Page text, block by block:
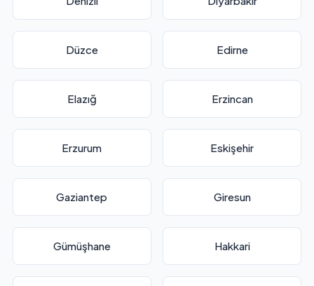
Düzce Edirne
Elazığ Erzincan
Erzurum Eskişehir
Gaziantep Giresun
Gümüşhane Hakkari